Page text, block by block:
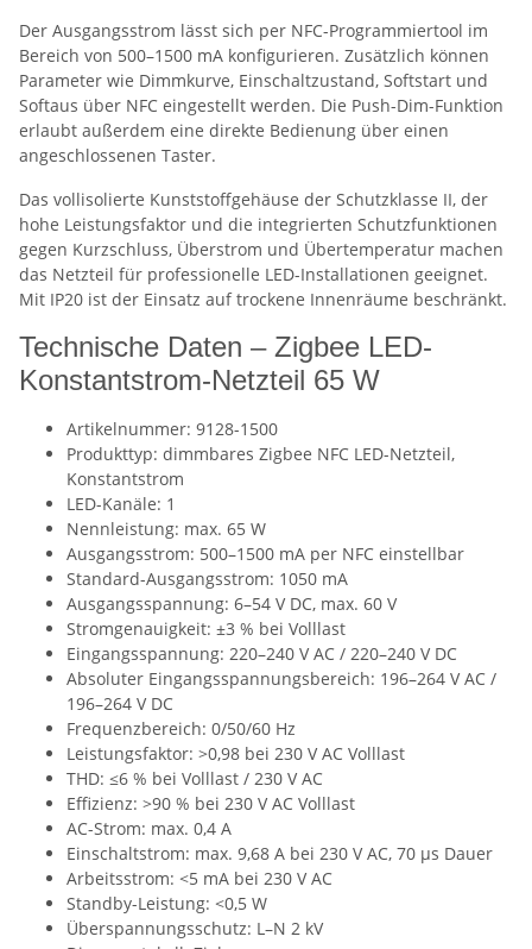
Der Ausgangsstrom lässt sich per NFC-Programmiertool im
Bereich von 500–1500 mA konfigurieren. Zusätzlich können
Parameter wie Dimmkurve, Einschaltzustand, Softstart und
Softaus über NFC eingestellt werden. Die Push-Dim-Funktion
erlaubt außerdem eine direkte Bedienung über einen
angeschlossenen Taster.
Das vollisolierte Kunststoffgehäuse der Schutzklasse II, der
hohe Leistungsfaktor und die integrierten Schutzfunktionen
gegen Kurzschluss, Überstrom und Übertemperatur machen
das Netzteil für professionelle LED-Installationen geeignet.
Mit IP20 ist der Einsatz auf trockene Innenräume beschränkt.
Technische Daten – Zigbee LED-
Konstantstrom-Netzteil 65 W
Artikelnummer: 9128-1500
Produkttyp: dimmbares Zigbee NFC LED-Netzteil,
Konstantstrom
LED-Kanäle: 1
Nennleistung: max. 65 W
Ausgangsstrom: 500–1500 mA per NFC einstellbar
Standard-Ausgangsstrom: 1050 mA
Ausgangsspannung: 6–54 V DC, max. 60 V
Stromgenauigkeit: ±3 % bei Volllast
Eingangsspannung: 220–240 V AC / 220–240 V DC
Absoluter Eingangsspannungsbereich: 196–264 V AC /
196–264 V DC
Frequenzbereich: 0/50/60 Hz
Leistungsfaktor: >0,98 bei 230 V AC Volllast
THD: ≤6 % bei Volllast / 230 V AC
Effizienz: >90 % bei 230 V AC Volllast
AC-Strom: max. 0,4 A
Einschaltstrom: max. 9,68 A bei 230 V AC, 70 µs Dauer
Arbeitsstrom: <5 mA bei 230 V AC
Standby-Leistung: <0,5 W
Überspannungsschutz: L–N 2 kV